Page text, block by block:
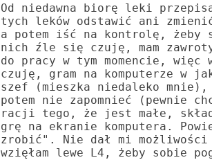
Od niedawna biorę leki
tych leków odstawić ani
a potem iść na kontrolę, żeby
nich źle się czuję, mam
do pracy w tym momencie,
czuję, gram na komputerze w
szef (mieszka niedaleko
potem nie zapomnieć (pewnie
racji tego, że jest małe,
grę na ekranie komputera.
zrobić". Nie dał mi
wzięłam lewe L4, żeby sobie